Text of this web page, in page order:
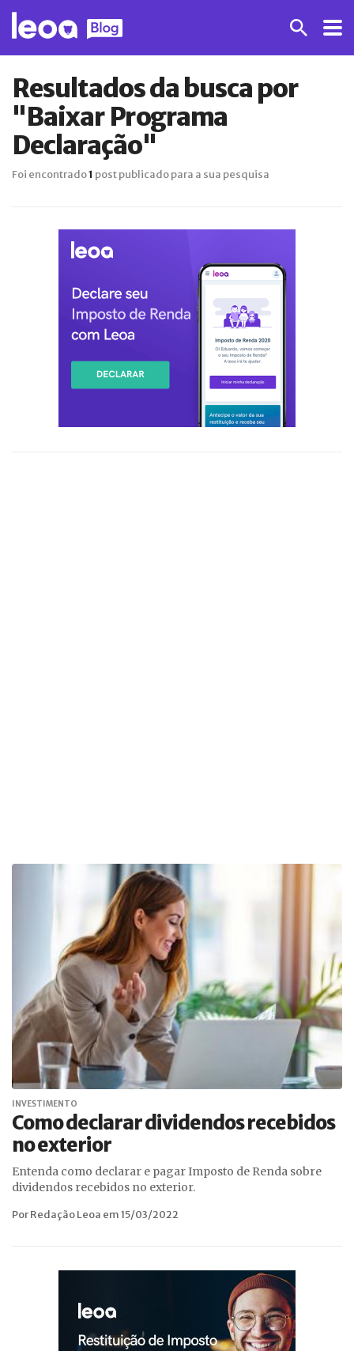
Resultados da busca por
"Baixar Programa
Declaração"
Foi encontrado1 post publicado para a sua pesquisa
INVESTIMENTO
Como declarar dividendos recebidos
no exterior
Entenda como declarar e pagar Imposto de Renda sobre
dividendos recebidos no exterior.
Por Redação Leoa em 15/03/2022